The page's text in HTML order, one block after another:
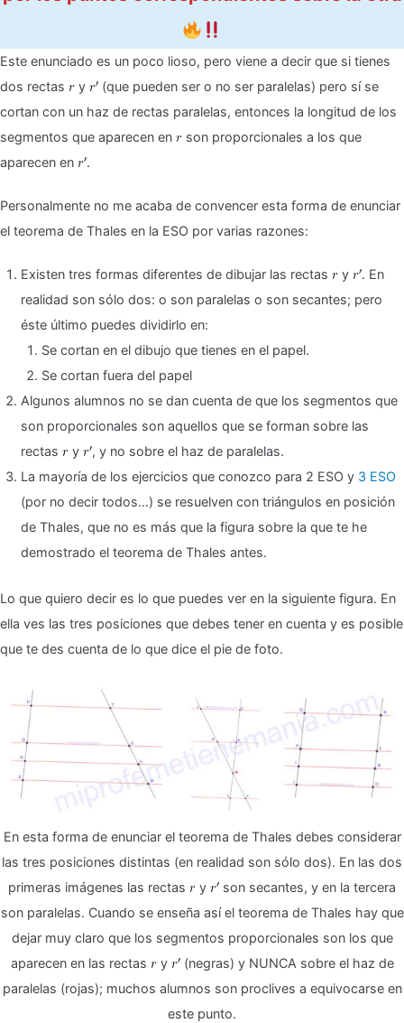
Este enunciado es un poco lioso, pero viene a decir que si tienes
dos rectas
y
(que pueden ser o no ser paralelas) pero sí se
cortan con un haz de rectas paralelas, entonces la longitud de los
segmentos que aparecen en
son proporcionales a los que
aparecen en
.
Personalmente no me acaba de convencer esta forma de enunciar
el teorema de Thales en la ESO por varias razones:
Existen tres formas diferentes de dibujar las rectas y
. En
realidad son sólo dos: o son paralelas o son secantes; pero
éste último puedes dividirlo en:
Se cortan en el dibujo que tienes en el papel.
Se cortan fuera del papel
Algunos alumnos no se dan cuenta de que los segmentos que
son proporcionales son aquellos que se forman sobre las
rectas
y
, y no sobre el haz de paralelas.
La mayoría de los ejercicios que conozco para 2 ESO y 3 ESO
(por no decir todos…) se resuelven con triángulos en posición
de Thales, que no es más que la figura sobre la que te he
demostrado el teorema de Thales antes.
Lo que quiero decir es lo que puedes ver en la siguiente figura. En
ella ves las tres posiciones que debes tener en cuenta y es posible
que te des cuenta de lo que dice el pie de foto.
En esta forma de enunciar el teorema de Thales debes considerar
las tres posiciones distintas (en realidad son sólo dos). En las dos
primeras imágenes las rectas
y
son secantes, y en la tercera
son paralelas. Cuando se enseña así el teorema de Thales hay que
dejar muy claro que los segmentos proporcionales son los que
aparecen en las rectas
y
(negras) y NUNCA sobre el haz de
paralelas (rojas); muchos alumnos son proclives a equivocarse en
este punto.